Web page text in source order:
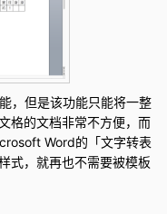
，但是该功能只能将一整
格的文档非常不方便，而
Word的「文字转表
式，就再也不需要被模板